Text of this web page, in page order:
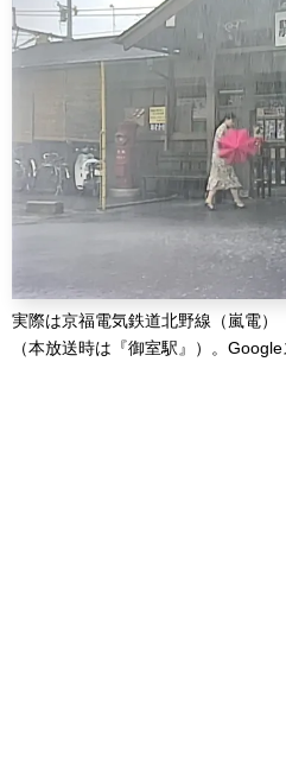
実際は京福電気鉄道北野線（嵐電）
（本放送時は『御室駅』）。